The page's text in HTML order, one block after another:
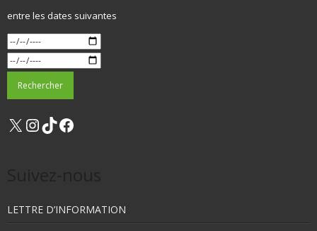
entre les dates suivantes
X Instagram
TikTok
LETTRE D’INFORMATION